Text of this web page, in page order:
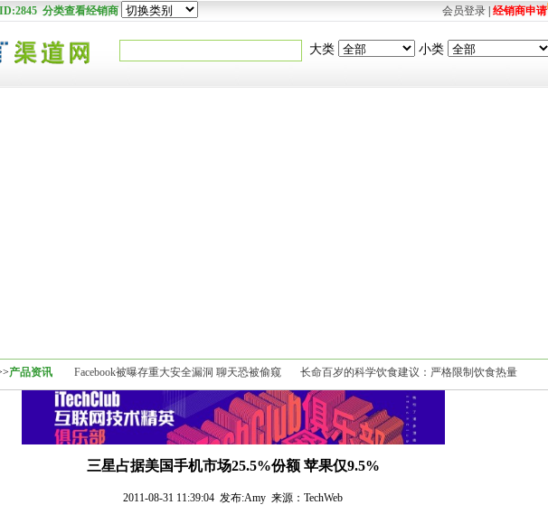
分类查看经销商 会员登录 经销商申请
大类 小类
产品资讯 Facebook被曝存重大安全漏洞 聊天恐被偷窥 长命百岁的科学饮食建议：严格限制饮食热量
三星占据美国手机市场25.5%份额 苹果仅9.5%
2011-08-31 11:39:04 发布:Amy 来源：TechWeb